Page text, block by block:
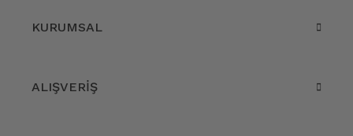
KURUMSAL
ALIŞVERİŞ